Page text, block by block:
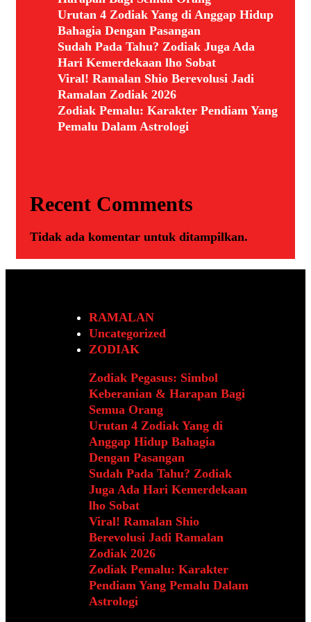
Urutan 4 Zodiak Yang di Anggap Hidup
Bahagia Dengan Pasangan
Sudah Pada Tahu? Zodiak Juga Ada
Hari Kemerdekaan lho Sobat
Viral! Ramalan Shio Berevolusi Jadi
Ramalan Zodiak 2026
Zodiak Pemalu: Karakter Pendiam Yang
Pemalu Dalam Astrologi
Recent Comments
Tidak ada komentar untuk ditampilkan.
RAMALAN
Uncategorized
ZODIAK
Zodiak Pegasus: Simbol
Keberanian & Harapan Bagi
Semua Orang
Urutan 4 Zodiak Yang di
Anggap Hidup Bahagia
Dengan Pasangan
Sudah Pada Tahu? Zodiak
Juga Ada Hari Kemerdekaan
lho Sobat
Viral! Ramalan Shio
Berevolusi Jadi Ramalan
Zodiak 2026
Zodiak Pemalu: Karakter
Pendiam Yang Pemalu Dalam
Astrologi